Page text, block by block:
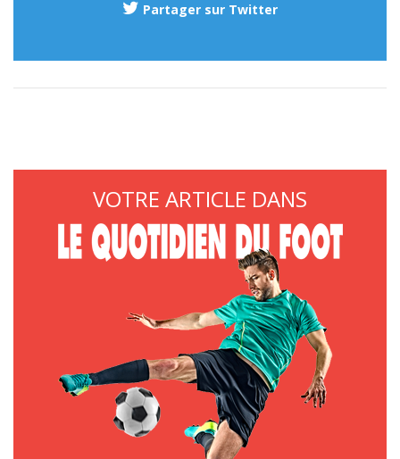
Partager sur Twitter
VOTRE ARTICLE DANS